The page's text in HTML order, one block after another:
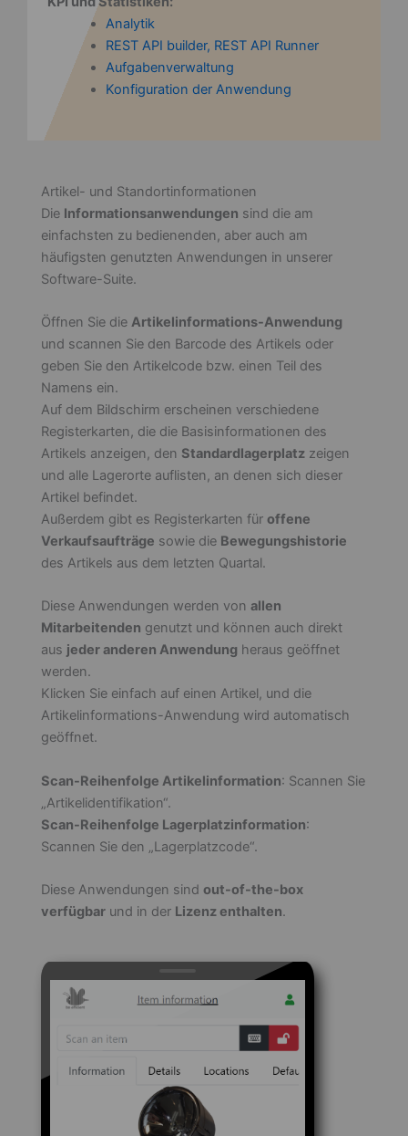
Analytik
REST API builder, REST API Runner
Aufgabenverwaltung
Konfiguration der Anwendung
Artikel- und Standortinformationen
Die Informationsanwendungen sind die am
einfachsten zu bedienenden, aber auch am
häufigsten genutzten Anwendungen in unserer
Software-Suite.
Öffnen Sie die Artikelinformations-Anwendung
und scannen Sie den Barcode des Artikels oder
geben Sie den Artikelcode bzw. einen Teil des
Namens ein.
Auf dem Bildschirm erscheinen verschiedene
Registerkarten, die die Basisinformationen des
Artikels anzeigen, den Standardlagerplatzzeigen
und alle Lagerorte auflisten, an denen sich dieser
Artikel befindet.
Außerdem gibt es Registerkarten für offene
Verkaufsaufträge sowie die Bewegungshistorie
des Artikels aus dem letzten Quartal.
Diese Anwendungen werden von allen
Mitarbeitenden genutzt und können auch direkt
aus jeder anderen Anwendung heraus geöffnet
werden.
Klicken Sie einfach auf einen Artikel, und die
Artikelinformations-Anwendung wird automatisch
geöffnet.
Scan-Reihenfolge Artikelinformation: Scannen Sie
„Artikelidentifikation“.
Scan-Reihenfolge Lagerplatzinformation:
Scannen Sie den „Lagerplatzcode“.
Diese Anwendungen sind out-of-the-box
verfügbarund in der Lizenz enthalten.